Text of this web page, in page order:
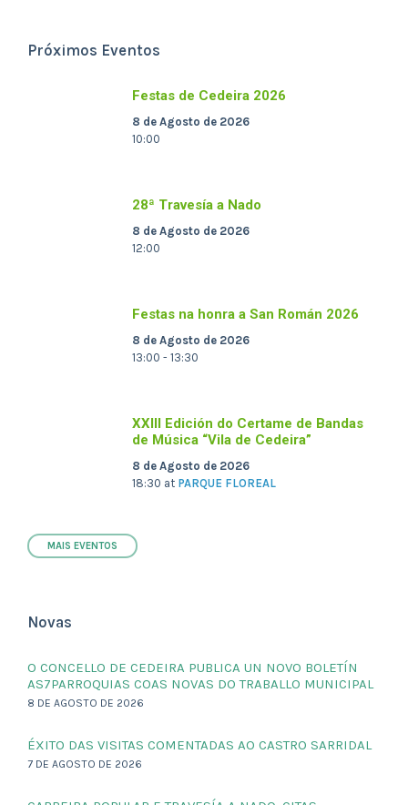
Próximos Eventos
Festas de Cedeira 2026
8 de Agosto de 2026
10:00
28ª Travesía a Nado
8 de Agosto de 2026
12:00
Festas na honra a San Román 2026
8 de Agosto de 2026
13:00 - 13:30
XXIII Edición do Certame de Bandas
de Música “Vila de Cedeira”
8 de Agosto de 2026
18:30 at PARQUE FLOREAL
MAIS EVENTOS
Novas
O CONCELLO DE CEDEIRA PUBLICA UN NOVO BOLETÍN
AS7PARROQUIAS COAS NOVAS DO TRABALLO MUNICIPAL
8 DE AGOSTO DE 2026
ÉXITO DAS VISITAS COMENTADAS AO CASTRO SARRIDAL
7 DE AGOSTO DE 2026